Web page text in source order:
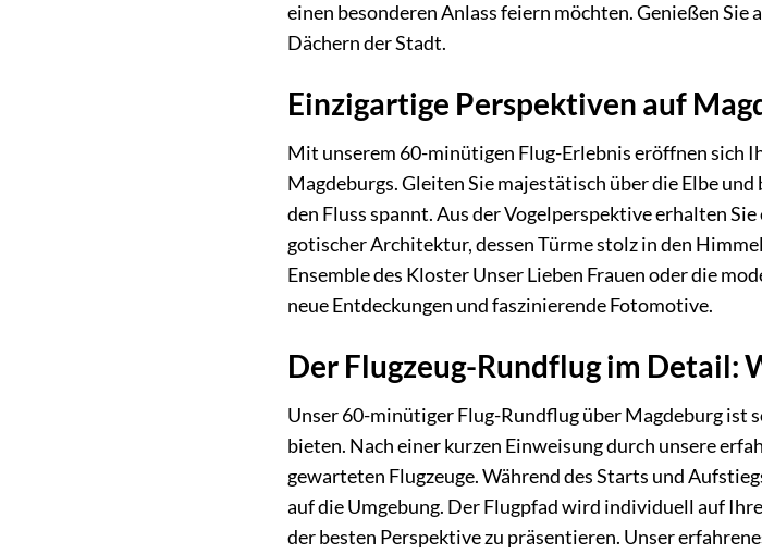
einen besonderen Anlass feiern möchten. Genießen
Dächern der Stadt.
Einzigartige Perspektiven auf
Mit unserem 60-minütigen Flug-Erlebnis eröffnen sich
Magdeburgs. Gleiten Sie majestätisch über die Elbe
den Fluss spannt. Aus der Vogelperspektive erhalten
gotischer Architektur, dessen Türme stolz in den
Ensemble des Kloster Unser Lieben Frauen oder die
neue Entdeckungen und faszinierende Fotomotive.
Der Flugzeug-Rundflug im Detail:
Unser 60-minütiger Flug-Rundflug über Magdeburg ist
bieten. Nach einer kurzen Einweisung durch unsere
gewarteten Flugzeuge. Während des Starts und
auf die Umgebung. Der Flugpfad wird individuell auf
der besten Perspektive zu präsentieren. Unser